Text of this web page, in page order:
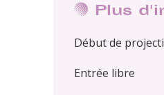
Plus
Début de
Entrée libre